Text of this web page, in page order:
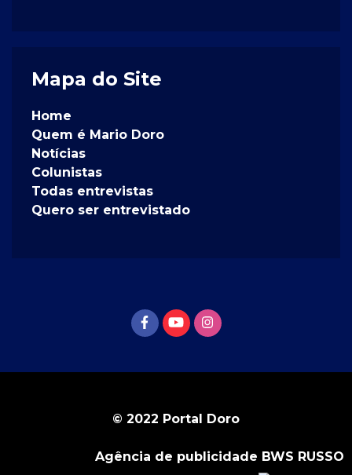
Mapa do Site
Home
Quem é Mario Doro
Notícias
Colunistas
Todas entrevistas
Quero ser entrevistado
© 2022 Portal Doro
Agência de publicidade BWS RUSSO